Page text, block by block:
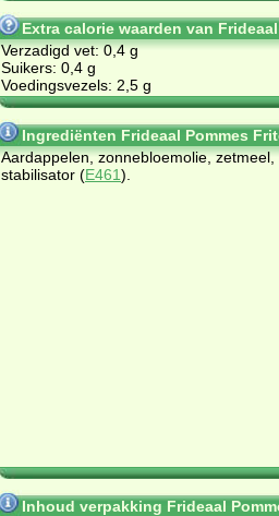
Extra calorie waarden van
Verzadigd vet: 0,4 g
Suikers: 0,4 g
Voedingsvezels: 2,5 g
Ingrediënten Frideaal Pommes
Aard­ap­pe­len, zon­ne­bloem­olie, zet­meel,
sta­bi­li­sa­tor (E461).
Inhoud verpakking Frideaal